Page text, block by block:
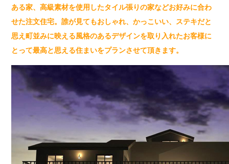
ある家、高級素材を使用したタイル張りの家などお好みに合わ
せた注文住宅。誰が見てもおしゃれ、かっこいい、ステキだと
思え町並みに映える風格のあるデザインを取り入れたお客様に
とって最高と思える住まいをプランさせて頂きます。